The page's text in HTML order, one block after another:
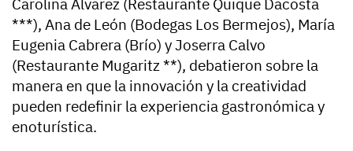
Carolina Álvarez (Restaurante Quique Dacosta
***), Ana de León (Bodegas Los Bermejos), María
Eugenia Cabrera (Brío) y Joserra Calvo
(Restaurante Mugaritz **), debatieron sobre la
manera en que la innovación y la creatividad
pueden redefinir la experiencia gastronómica y
enoturística.